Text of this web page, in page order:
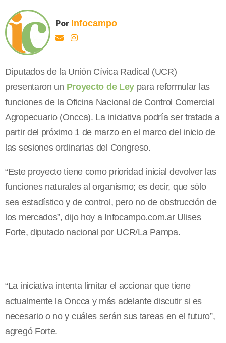
Por Infocampo
Diputados de la Unión Cívica Radical (UCR)
presentaron un Proyecto de Ley para reformular las
funciones de la Oficina Nacional de Control Comercial
Agropecuario (Oncca). La iniciativa podría ser tratada a
partir del próximo 1 de marzo en el marco del inicio de
las sesiones ordinarias del Congreso.
“Este proyecto tiene como prioridad inicial devolver las
funciones naturales al organismo; es decir, que sólo
sea estadístico y de control, pero no de obstrucción de
los mercados”, dijo hoy a Infocampo.com.ar Ulises
Forte, diputado nacional por UCR/La Pampa.
“La iniciativa intenta limitar el accionar que tiene
actualmente la Oncca y más adelante discutir si es
necesario o no y cuáles serán sus tareas en el futuro”,
agregó Forte.